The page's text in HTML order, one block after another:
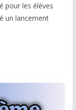
pour les élèves
un lancement